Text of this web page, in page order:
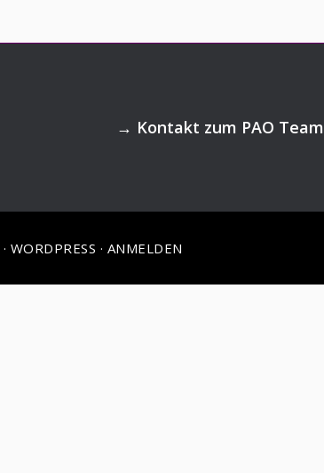
→ Kontakt zum PAO Team
· WORDPRESS · ANMELDEN